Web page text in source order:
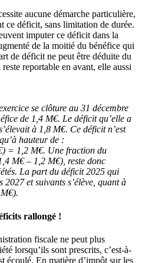
aucune démarche particulière,
ce déficit, sans limitation de durée.
imputer ce déficit dans la
de la moitié du bénéfice qui
de déficit ne peut être déduite du
reportable en avant, elle aussi
se clôture au 31 décembre
de 1,4 M€. Le déficit qu’elle a
à 1,8 M€. Ce déficit n’est
hauteur de :
= 1,2 M€. Une fraction du
M€ – 1,2 M€), reste donc
La part du déficit 2025 qui
2027 et suivants s’élève, quant à
rallongé !
fiscale ne peut plus
lorsqu’ils sont prescrits, c’est-à-
écoulé. En matière d’impôt sur les